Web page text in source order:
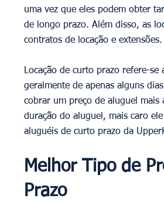
uma vez que eles podem obter
de longo prazo. Além disso, as
contratos de locação e extensões.
Locação de curto prazo refere-
geralmente de apenas alguns
cobrar um preço de aluguel
duração do aluguel, mais caro
aluguéis de curto prazo da
Melhor Tipo de
Prazo